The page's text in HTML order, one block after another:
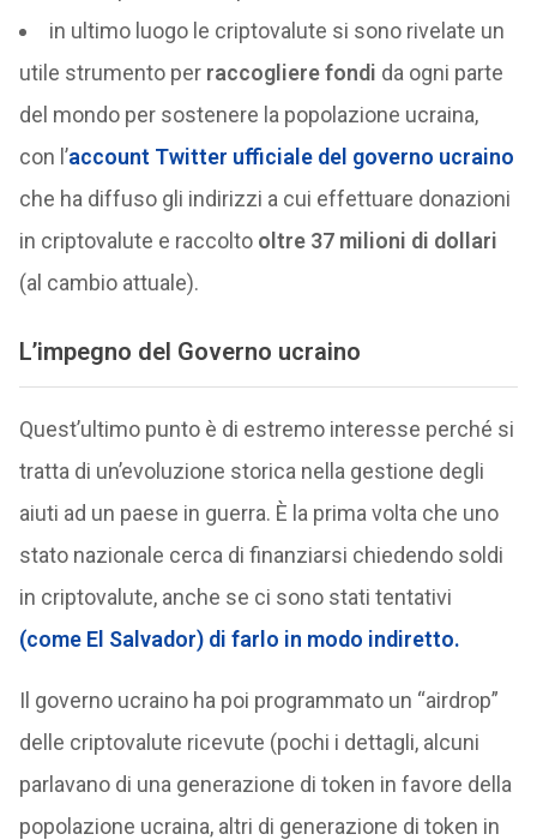
in ultimo luogo le criptovalute si sono rivelate un
utile strumento per raccogliere fondi da ogni parte
del mondo per sostenere la popolazione ucraina,
con l’account Twitter ufficiale del governo ucraino
che ha diffuso gli indirizzi a cui effettuare donazioni
in criptovalute e raccolto oltre 37 milioni di dollari
(al cambio attuale).
L’impegno del Governo ucraino
Quest’ultimo punto è di estremo interesse perché si
tratta di un’evoluzione storica nella gestione degli
aiuti ad un paese in guerra. È la prima volta che uno
stato nazionale cerca di finanziarsi chiedendo soldi
in criptovalute, anche se ci sono stati tentativi
(come El Salvador) di farlo in modo indiretto.
Il governo ucraino ha poi programmato un “airdrop”
delle criptovalute ricevute (pochi i dettagli, alcuni
parlavano di una generazione di token in favore della
popolazione ucraina, altri di generazione di token in